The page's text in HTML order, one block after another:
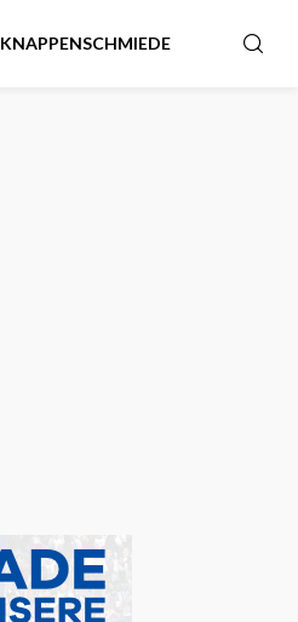
KNAPPENSCHMIEDE